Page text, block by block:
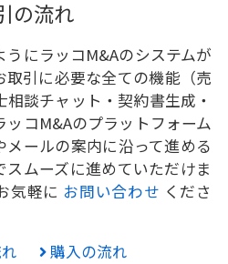
の流れ
にラッコM&Aのシステムが
取引に必要な全ての機能（売
談チャット・契約書生成・
コM&Aのプラットフォーム
ールの案内に沿って進める
スムーズに進めていただけま
気軽に お問い合わせ くださ
購入の流れ